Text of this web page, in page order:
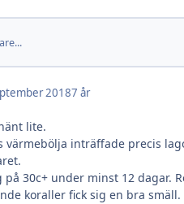
20187 år
lite.
värmebölja inträffade precis
på 30c+ under minst 12 dagar.
koraller fick sig en bra smäll.